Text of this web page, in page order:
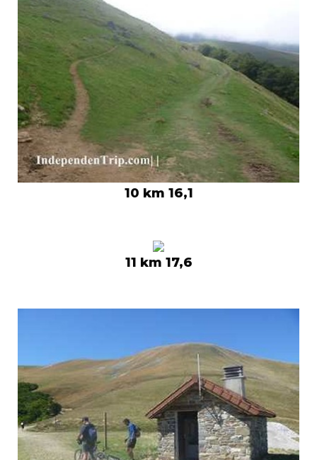
10 km 16,1
11 km 17,6